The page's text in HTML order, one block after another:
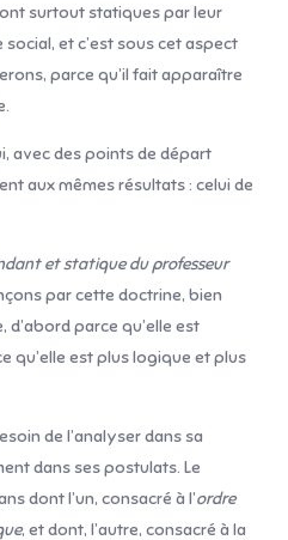
surtout statiques par leur
et c’est sous cet aspect
parce qu’il fait apparaître
avec des points de départ
aux mêmes résultats : celui de
et statique du professeur
par cette doctrine, bien
d’abord parce qu’elle est
qu’elle est plus logique et plus
de l’analyser dans sa
dans ses postulats. Le
dont l’un, consacré à l’ordre
, et dont, l’autre, consacré à la